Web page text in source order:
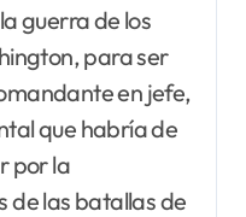
guerra de los
para ser
en jefe,
que habría de
por la
de las batallas de